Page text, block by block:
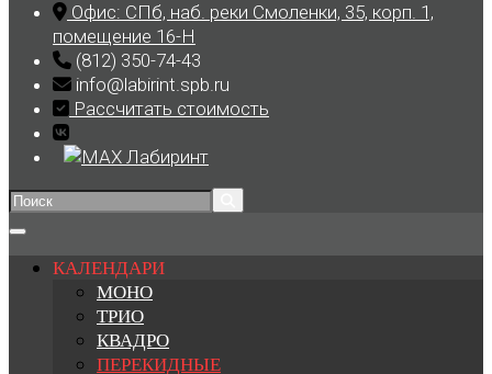
Офис: СПб, наб. реки Смоленки, 35, корп. 1,
помещение 16-Н
(812) 350-74-43
info@labirint.spb.ru
Рассчитать стоимость
Search
for:
КАЛЕНДАРИ
МОНО
ТРИО
КВАДРО
ПЕРЕКИДНЫЕ